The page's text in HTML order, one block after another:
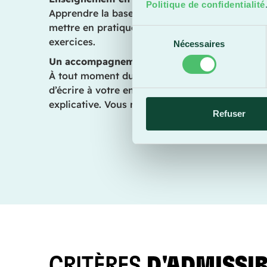
Politique de confidentialité.
Sélection
consentement
Nécessaires
Refuser
Apprendre la base du logiciel en visionnant
mettre en pratique vos nouvelles
exercices.
Un accompagnement de qualité
À tout moment durant la formation, si vous
d’écrire à votre enseignant(e) qui vous
explicative. Vous ne serez jamais seul(e) face